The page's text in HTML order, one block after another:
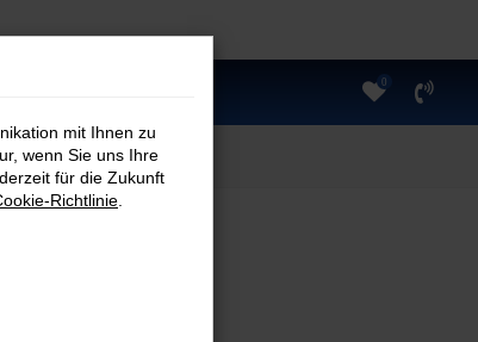
0
mit Ihnen zu
wenn Sie uns Ihre
für die Zukunft
Richtlinie